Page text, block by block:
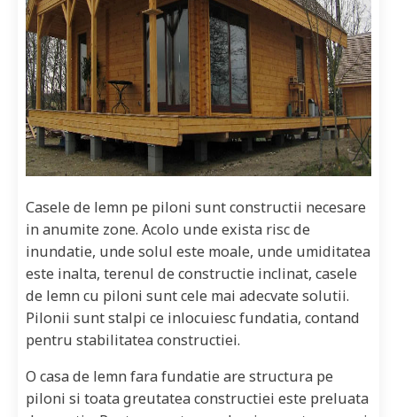
Casele de lemn pe piloni sunt constructii necesare
in anumite zone. Acolo unde exista risc de
inundatie, unde solul este moale, unde umiditatea
este inalta, terenul de constructie inclinat, casele
de lemn cu piloni sunt cele mai adecvate solutii.
Pilonii sunt stalpi ce inlocuiesc fundatia, contand
pentru stabilitatea constructiei.
O casa de lemn fara fundatie are structura pe
piloni si toata greutatea constructiei este preluata